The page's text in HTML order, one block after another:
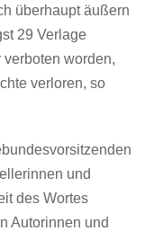
überhaupt äußern
29 Verlage
worden,
verloren, so
und
des Wortes
Autorinnen und